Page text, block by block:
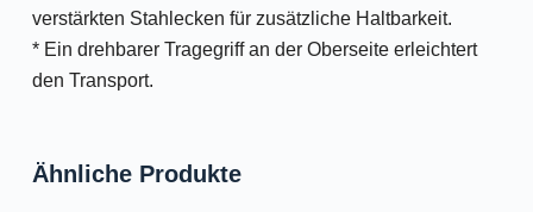
verstärkten Stahlecken für zusätzliche Haltbarkeit.
* Ein drehbarer Tragegriff an der Oberseite erleichtert
den Transport.
Ähnliche Produkte